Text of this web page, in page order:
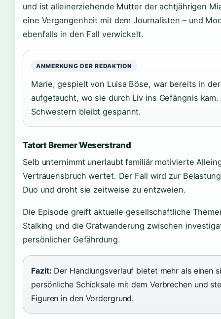
und ist alleinerziehende Mutter der achtjährigen
eine Vergangenheit mit dem Journalisten – und
ebenfalls in den Fall verwickelt.
ANMERKUNG DER REDAKTION
Marie, gespielt von Luisa Böse, war bereits in
aufgetaucht, wo sie durch Liv ins Gefängnis
Schwestern bleibt gespannt.
Tatort Bremer Weserstrand
Selb unternimmt unerlaubt familiär motivierte
Vertrauensbruch wertet. Der Fall wird zur
Duo und droht sie zeitweise zu entzweien.
Die Episode greift aktuelle gesellschaftliche
Stalking und die Gratwanderung zwischen
persönlicher Gefährdung.
Fazit: Der Handlungsverlauf bietet mehr als einen
persönliche Schicksale mit dem Verbrechen und
Figuren in den Vordergrund.